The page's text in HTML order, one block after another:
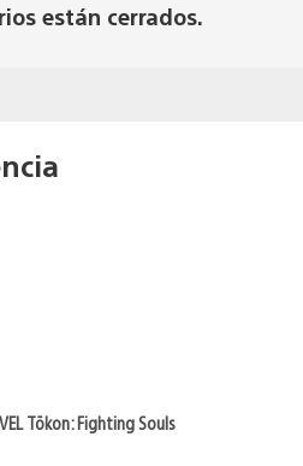
están cerrados.
Tōkon: Fighting Souls